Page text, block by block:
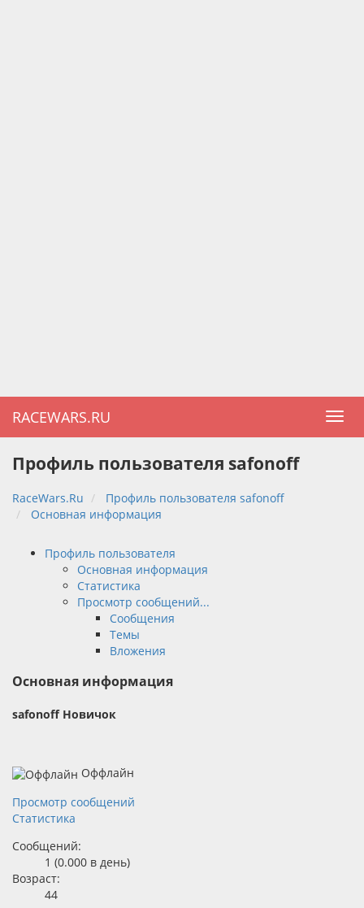
RACEWARS.RU
Профиль пользователя safonoff
RaceWars.Ru
Профиль пользователя safonoff
Основная информация
Профиль пользователя
Основная информация
Статистика
Просмотр сообщений...
Сообщения
Темы
Вложения
Основная информация
safonoff Новичок
Оффлайн
Просмотр сообщений
Статистика
Сообщений:
1 (0.000 в день)
Возраст:
44